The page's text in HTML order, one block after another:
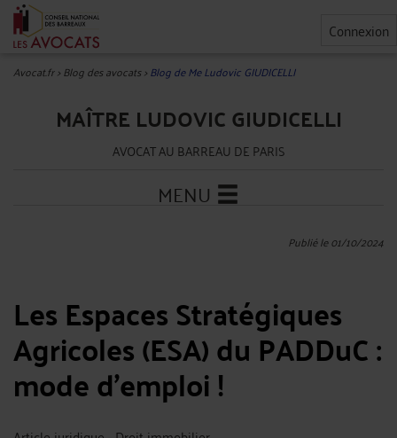
Connexion
Avocat.fr>Blog des avocats>Blog de Me Ludovic GIUDICELLI
MAÎTRE LUDOVIC GIUDICELLI
AVOCAT AU BARREAU DE PARIS
MENU
Publié le 01/10/2024
Les Espaces Stratégiques
Agricoles (ESA) du PADDuC :
mode d'emploi !